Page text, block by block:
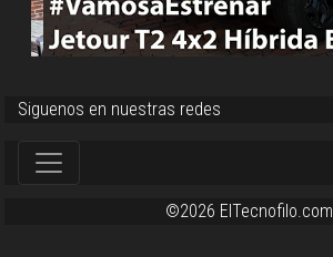
Siguenos en nuestras redes
©2026 ElTecnofilo.com